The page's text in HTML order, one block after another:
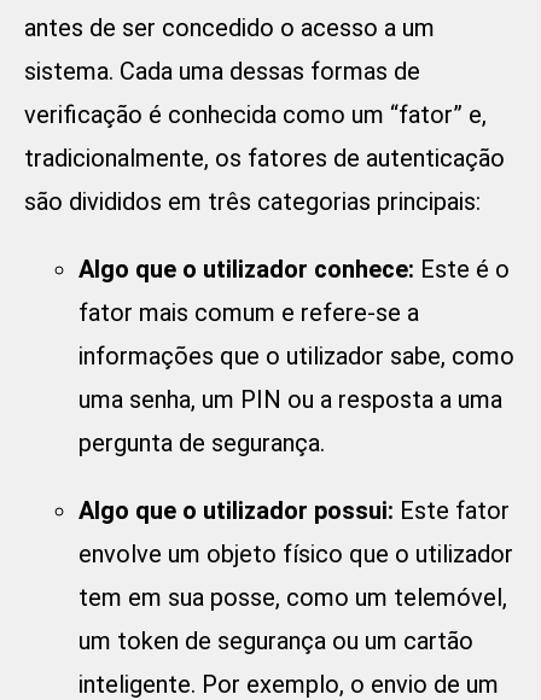
antes de ser concedido o acesso a um
sistema. Cada uma dessas formas de
verificação é conhecida como um “fator” e,
tradicionalmente, os fatores de autenticação
são divididos em três categorias principais:
Algo que o utilizador conhece: Este é o
fator mais comum e refere-se a
informações que o utilizador sabe, como
uma senha, um PIN ou a resposta a uma
pergunta de segurança.
Algo que o utilizador possui: Este fator
envolve um objeto físico que o utilizador
tem em sua posse, como um telemóvel,
um token de segurança ou um cartão
inteligente. Por exemplo, o envio de um